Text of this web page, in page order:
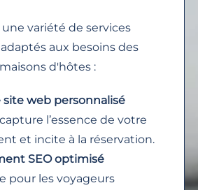
variété de services
aux besoins des
d'hôtes :
site web personnalisé
l’essence de votre
et incite à la réservation.
SEO optimisé
pour les voyageurs